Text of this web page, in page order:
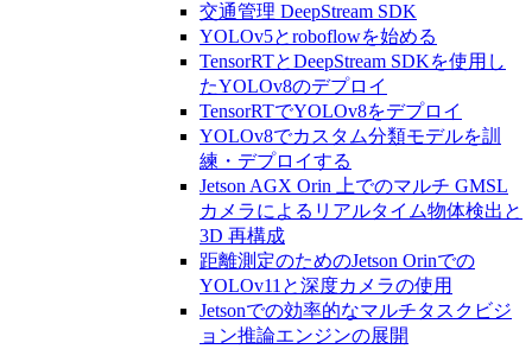
交通管理 DeepStream SDK
YOLOv5とroboflowを始める
TensorRTとDeepStream SDKを使用し
たYOLOv8のデプロイ
TensorRTでYOLOv8をデプロイ
YOLOv8でカスタム分類モデルを訓
練・デプロイする
Jetson AGX Orin 上でのマルチ GMSL
カメラによるリアルタイム物体検出と
3D 再構成
距離測定のためのJetson Orinでの
YOLOv11と深度カメラの使用
Jetsonでの効率的なマルチタスクビジ
ョン推論エンジンの展開